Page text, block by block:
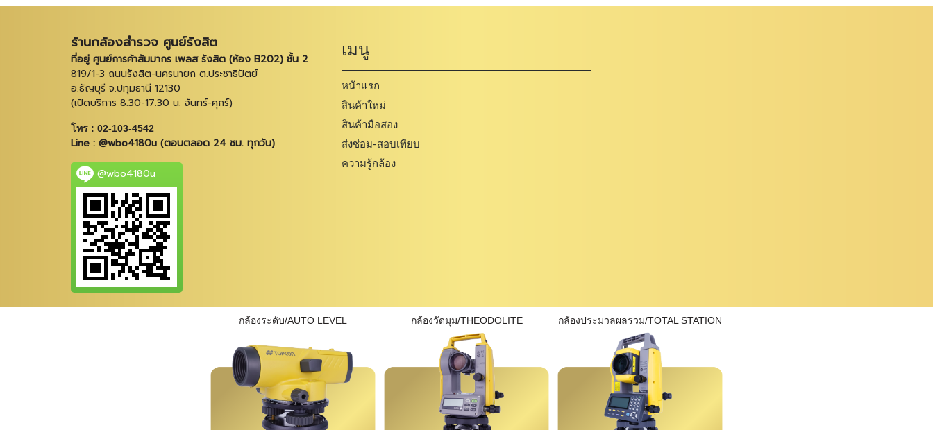
ร้านกล้องสำรวจ ศูนย์รังสิต
ที่อยู่ ศูนย์การค้าสัมมากร เพลส รังสิต (ห้อง B202) ชั้น 2
819/1-3 ถนนรังสิต-นครนายก ต.ประชาธิปัตย์
อ.ธัญบุรี จ.ปทุมธานี 12130
(เปิดบริการ 8.30-17.30 น. จันทร์-ศุกร์)
โทร : 02-103-4542
Line : @wbo4180u (ตอบตลอด 24 ชม. ทุกวัน)
@wbo4180u
เมนู
หน้าแรก
สินค้าใหม่
สินค้ามือสอง
ส่งซ่อม-สอบเทียบ
ความรู้กล้อง
กล้องระดับ/AUTO LEVEL กล้องวัดมุม/THEODOLITE กล้องประมวลผลรวม/TOTAL STATION